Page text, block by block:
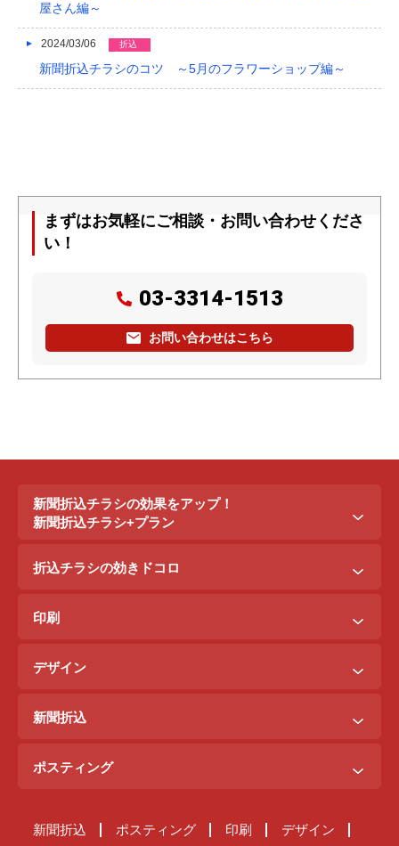
屋さん編～
2024/03/06 折込
新聞折込チラシのコツ ～5月のフラワーショップ編～
まずはお気軽にご相談・お問い合わせくださ
い！
03-3314-1513
お問い合わせはこちら
新聞折込チラシの効果をアップ！
新聞折込チラシ+プラン
新聞折込チラシ＋ポステイング
折込チラシ＋駅看板
折込チラシの効きドコロ
折込配布効きドコロ
印刷効きドコロ
印刷
B3料金
B4料金
デザイン
原稿を作るには？
サンプルデザイン
新聞折込
ご注文までの流れ
納品までの流れ
ポスティング
ポスティングが届くまで
新聞折込 ポスティング 印刷 デザイン